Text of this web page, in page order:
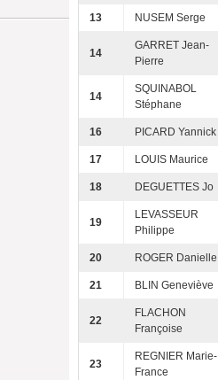
13 NUSEM Serge
14
GARRET Jean-
Pierre
14
SQUINABOL
Stéphane
16 PICARD Yannick
17 LOUIS Maurice
18 DEGUETTES Jo
19
LEVASSEUR
Philippe
20 ROGER Danielle
21 BLIN Geneviève
22
FLACHON
Françoise
23
REGNIER Marie-
France